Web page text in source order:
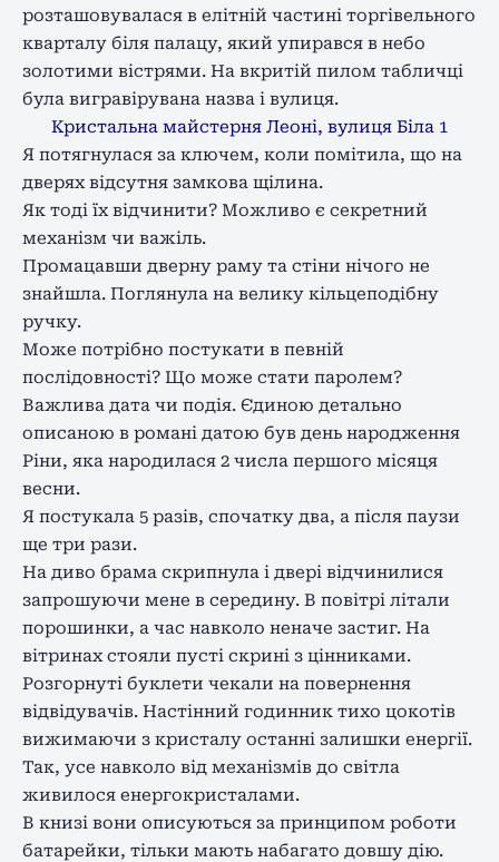
розташовувалася в елітній частині торгівельного
кварталу біля палацу, який упирався в небо
золотими вістрями. На вкритій пилом табличці
була вигравірувана назва і вулиця.
Кристальна майстерня Леоні, вулиця Біла 1
Я потягнулася за ключем, коли помітила, що на
дверях відсутня замкова щілина.
Як тоді їх відчинити? Можливо є секретний
механізм чи важіль.
Промацавши дверну раму та стіни нічого не
знайшла. Поглянула на велику кільцеподібну
ручку.
Може потрібно постукати в певній
послідовності? Що може стати паролем?
Важлива дата чи подія. Єдиною детально
описаною в романі датою був день народження
Ріни, яка народилася 2 числа першого місяця
весни.
Я постукала 5 разів, спочатку два, а після паузи
ще три рази.
На диво брама скрипнула і двері відчинилися
запрошуючи мене в середину. В повітрі літали
порошинки, а час навколо неначе застиг. На
вітринах стояли пусті скрині з цінниками.
Розгорнуті буклети чекали на повернення
відвідувачів. Настінний годинник тихо цокотів
вижимаючи з кристалу останні залишки енергії.
Так, усе навколо від механізмів до світла
живилося енергокристалами.
В книзі вони описуються за принципом роботи
батарейки, тільки мають набагато довшу дію.